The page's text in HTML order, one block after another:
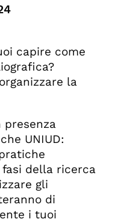
capire come
la
presenza
UNIUD:
della ricerca
gli
di
i tuoi